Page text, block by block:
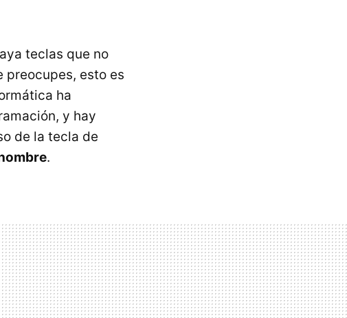
teclas que no
preocupes, esto es
ha
y hay
de la tecla de
.